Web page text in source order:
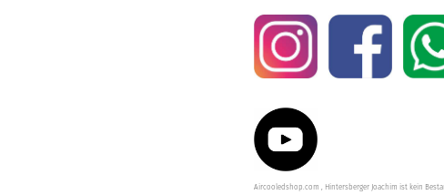
Aircooledshop.com , Hintersberger Joachim ist kein